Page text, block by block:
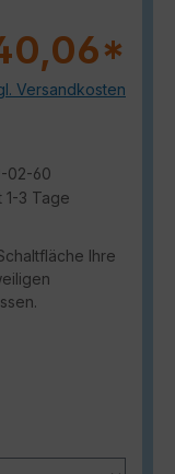
Versandkosten
02-60
3 Tage
Ihre